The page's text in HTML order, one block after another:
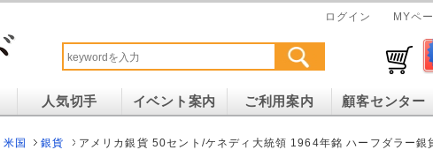
ログイン MYペ
人気切手 イベント案内 ご利用案内 顧客センター
米国 銀貨 アメリカ銀貨 50セント/ケネディ大統領 1964年銘 ハーフダラー銀